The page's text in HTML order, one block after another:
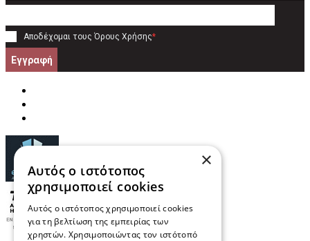
Αποδέχομαι τους Όρους Χρήσης*
Εγγραφή
×
Αυτός ο ιστότοπος
χρησιμοποιεί cookies
Αυτός ο ιστότοπος χρησιμοποιεί cookies
για τη βελτίωση της εμπειρίας των
χρηστών. Χρησιμοποιώντας τον ιστότοπό